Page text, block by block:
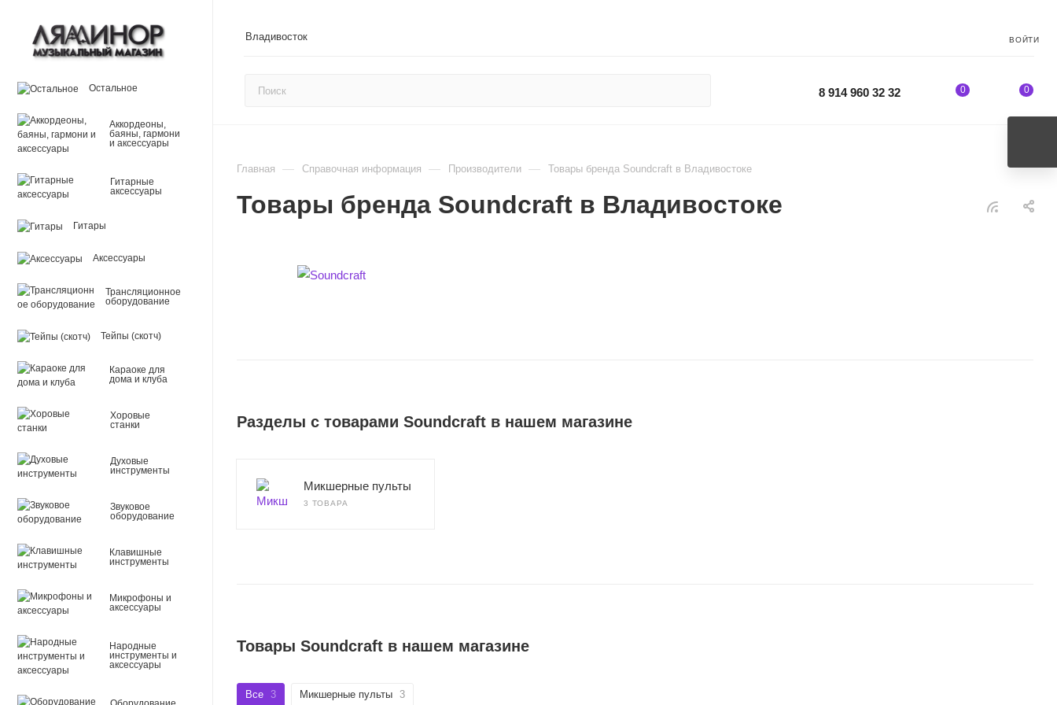
Владивосток ВОЙТИ
8 914 960 32 32 0 0
Остальное
Аккордеоны,
баяны, гармони
и аксессуары
Гитарные
аксессуары
Гитары
Аксессуары
Трансляционное
оборудование
Тейпы (скотч)
Караоке для
дома и клуба
Хоровые
станки
Духовые
инструменты
Звуковое
оборудование
Клавишные
инструменты
Микрофоны и
аксессуары
Народные
инструменты и
аксессуары
Главная — Справочная информация — Производители — Товары бренда Soundcraft в Владивостоке
Товары бренда Soundcraft в Владивостоке
Разделы с товарами Soundcraft в нашем магазине
Микшерные пульты
3 ТОВАРА
Товары Soundcraft в нашем магазине
Все 3 Микшерные пульты 3